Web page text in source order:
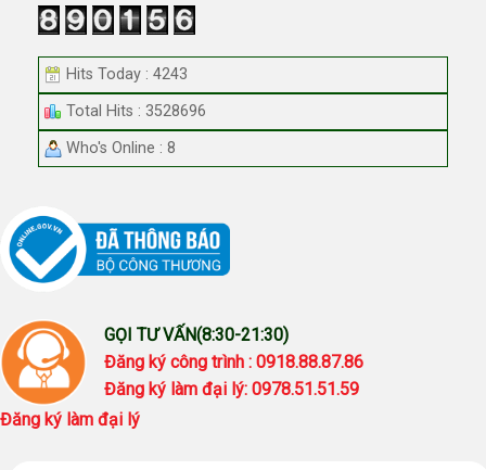
Hits Today : 4243
Total Hits : 3528696
Who's Online : 8
GỌI TƯ VẤN(8:30-21:30)
Đăng ký công trình : 0918.88.87.86
Đăng ký làm đại lý: 0978.51.51.59
Đăng ký làm đại lý